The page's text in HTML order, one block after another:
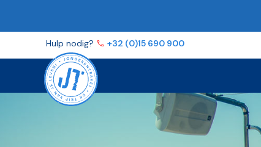
Hulp nodig? +32 (0)15 690 900